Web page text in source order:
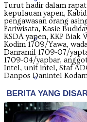
Papua
Papua
Papua
Turut hadir dalam
kepulauan yapen,
pengawasan orang
Pariwisata, Kasie
KSDA yapen, KKP
Kodim 1709/Yawa,
Danramil 1709-07/
1709-04/yapbar,
Intel, unit intel, Staf
Danpos Danintel